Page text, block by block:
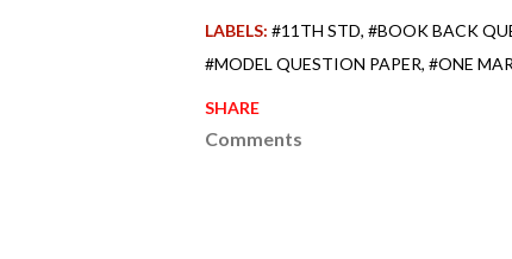
LABELS: #11TH STD #BOOK BACK
#MODEL QUESTION PAPER #ONE
SHARE
Comments